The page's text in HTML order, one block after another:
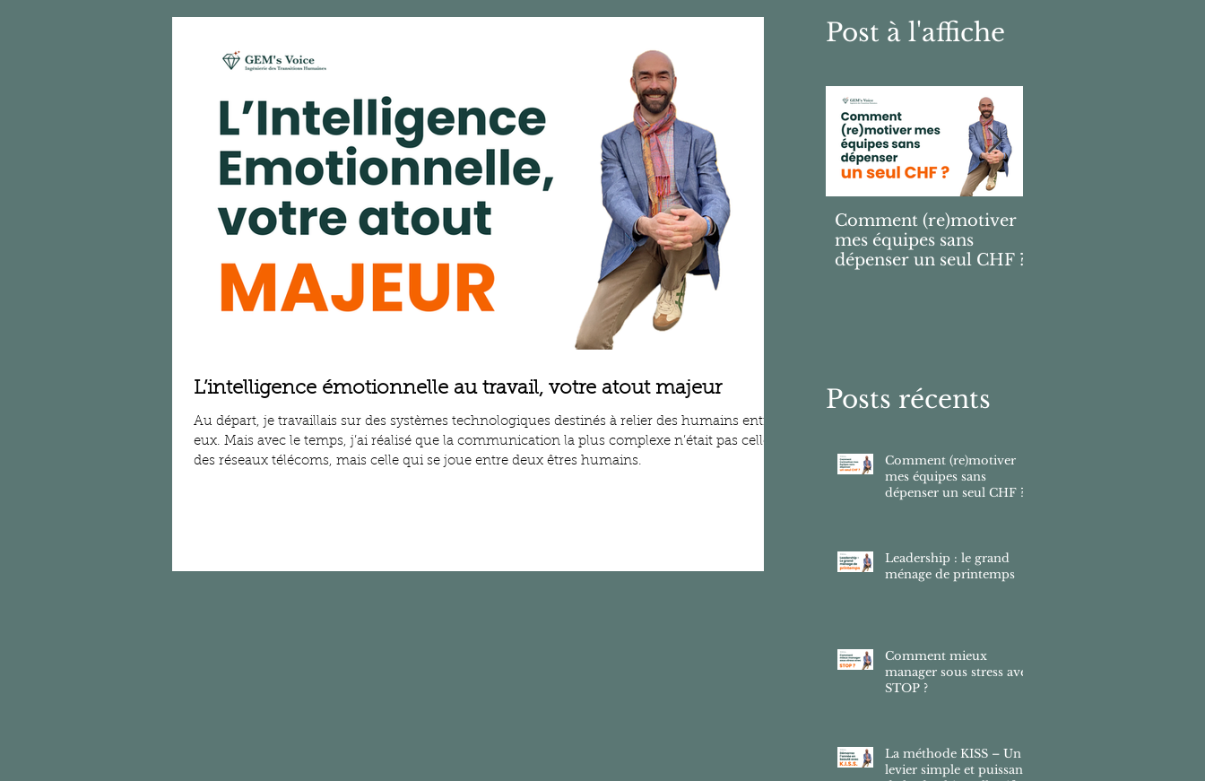
L’intelligence émotionnelle au travail, votre atout majeur
Au départ, je travaillais sur des systèmes technologiques destinés à relier des humains entre
eux. Mais avec le temps, j’ai réalisé que la communication la plus complexe n’était pas celle
des réseaux télécoms, mais celle qui se joue entre deux êtres humains.
Post à l'affiche
Comment (re)motiver
mes équipes sans
dépenser un seul CHF ?
Posts récents
Comment (re)motiver
mes équipes sans
dépenser un seul CHF ?
Leadership : le grand
ménage de printemps
Comment mieux
manager sous stress avec
STOP ?
La méthode KISS – Un
levier simple et puissant